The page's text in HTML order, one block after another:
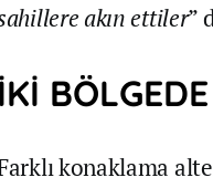
akın ettiler”
İKİ
konaklama